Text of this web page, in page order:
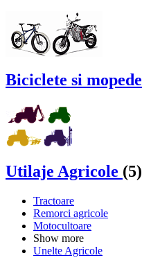
Biciclete si mopede
Utilaje Agricole (5)
Tractoare
Remorci agricole
Motocultoare
Show more
Unelte Agricole